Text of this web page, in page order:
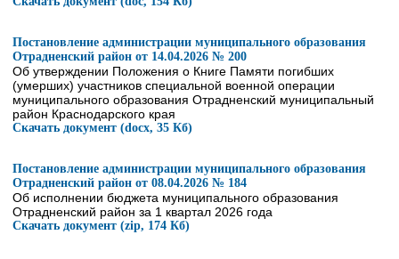
Постановление администрации муниципального образования
Отрадненский район от 14.04.2026 № 200
Об утверждении Положения о Книге Памяти погибших
(умерших) участников специальной военной операции
муниципального образования Отрадненский муниципальный
район Краснодарского края
Скачать документ (docx, 35 Кб)
Постановление администрации муниципального образования
Отрадненский район от 08.04.2026 № 184
Об исполнении бюджета муниципального образования
Отрадненский район за 1 квартал 2026 года
Скачать документ (zip, 174 Кб)